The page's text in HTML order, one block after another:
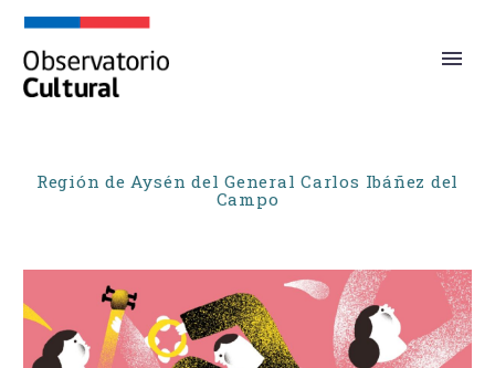
Región de Aysén del General Carlos Ibáñez del
Campo